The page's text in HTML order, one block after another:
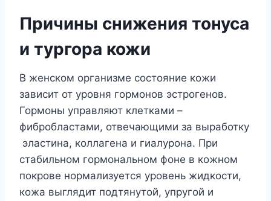
Причины снижения тонуса
и тургора кожи
В женском организме состояние кожи
зависит от уровня гормонов эстрогенов.
Гормоны управляют клетками –
фибробластами, отвечающими за выработку
эластина, коллагена и гиалурона. При
стабильном гормональном фоне в кожном
покрове нормализуется уровень жидкости,
кожа выглядит подтянутой, упругой и